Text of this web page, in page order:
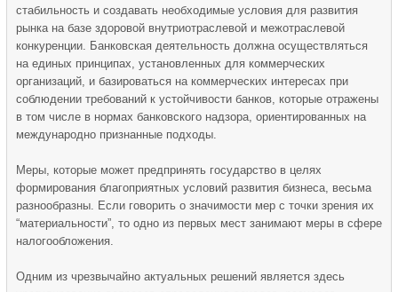
стабильность и создавать необходимые условия для развития
рынка на базе здоровой внутриотраслевой и межотраслевой
конкуренции. Банковская деятельность должна осуществляться
на единых принципах, установленных для коммерческих
организаций, и базироваться на коммерческих интересах при
соблюдении требований к устойчивости банков, которые отражены
в том числе в нормах банковского надзора, ориентированных на
международно признанные подходы.
Меры, которые может предпринять государство в целях
формирования благоприятных условий развития бизнеса, весьма
разнообразны. Если говорить о значимости мер с точки зрения их
“материальности”, то одно из первых мест занимают меры в сфере
налогообложения.
Одним из чрезвычайно актуальных решений является здесь